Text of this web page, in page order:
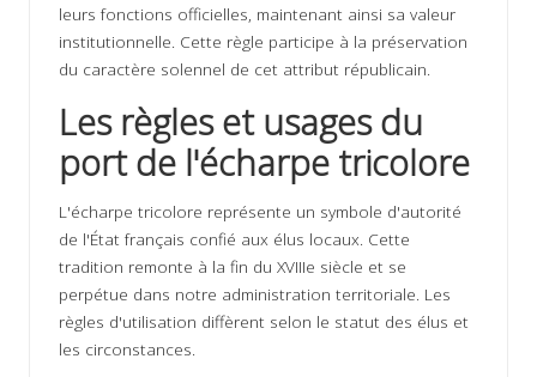
leurs fonctions officielles, maintenant ainsi sa valeur
institutionnelle. Cette règle participe à la préservation
du caractère solennel de cet attribut républicain.
Les règles et usages du
port de l'écharpe tricolore
L'écharpe tricolore représente un symbole d'autorité
de l'État français confié aux élus locaux. Cette
tradition remonte à la fin du XVIIIe siècle et se
perpétue dans notre administration territoriale. Les
règles d'utilisation diffèrent selon le statut des élus et
les circonstances.